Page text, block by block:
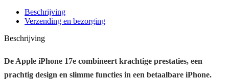
Beschrijving
Verzending en bezorging
Beschrijving
De Apple iPhone 17e combineert krachtige prestaties, een
prachtig design en slimme functies in een betaalbare iPhone.